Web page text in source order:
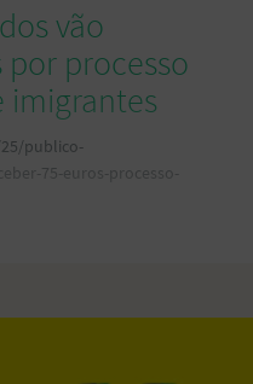
vão
por processo
imigrantes
publico-
75-euros-processo-